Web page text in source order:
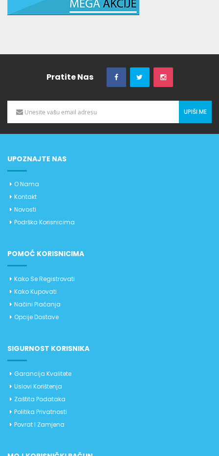
Pratite Nas
UPIŠI ME
UPOZNAJTE NAS
O Nama
Kontakt
Novosti
Podrška Korisnicima
POMOĆ KORISNICIMA
Kako Se Registrovati
Kako Kupovati
Načini Plaćanja
Opcije Dostave
SIGURNOST KORISNIKA
Garancija Kvalitete
Uslovi Korištenja
Zaštita Podataka
Politika Privatnosti
Povrat I Zamjena